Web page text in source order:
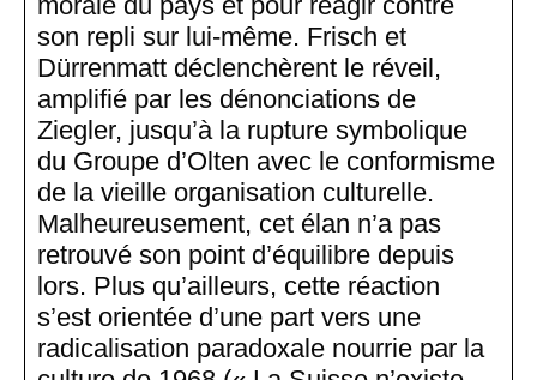
son repli sur lui-même. Frisch et
Dürrenmatt déclenchèrent le réveil,
amplifié par les dénonciations de
Ziegler, jusqu’à la rupture symbolique
du Groupe d’Olten avec le conformisme
de la vieille organisation culturelle.
Malheureusement, cet élan n’a pas
retrouvé son point d’équilibre depuis
lors. Plus qu’ailleurs, cette réaction
s’est orientée d’une part vers une
radicalisation paradoxale nourrie par la